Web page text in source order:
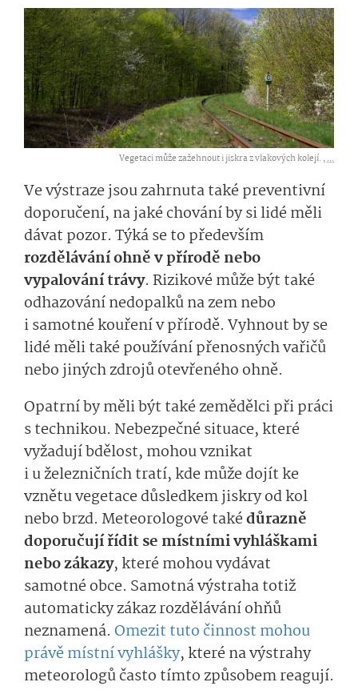
Vegetaci může zažehnout i jiskra z vlakových kolejí. ,...
Ve výstraze jsou zahrnuta také preventivní
doporučení, na jaké chování by si lidé měli
dávat pozor. Týká se to především
rozdělávání ohně v přírodě nebo
vypalování trávy. Rizikové může být také
odhazování nedopalků na zem nebo
i samotné kouření v přírodě. Vyhnout by se
lidé měli také používání přenosných vařičů
nebo jiných zdrojů otevřeného ohně.
Opatrní by měli být také zemědělci při práci
stechnikou. Ne­bezpečné situace, které
vyžadují bdělost, mohou vznikat
i uželezničních tratí, kde může dojít ke
vznětuvegetace důsledkem jiskry od kol
nebo brzd. Meteorologové takédůrazně
doporučují řídit se místními vyhláškami
nebo zákazy, které mohou vydávat
samotné obce. Samotná výstraha totiž
automaticky zákaz rozdělávání ohňů
neznamená. Omezit tuto činnost mohou
právě místní vyhlášky, které na výstrahy
meteorologů často tímto způsobem reagují.